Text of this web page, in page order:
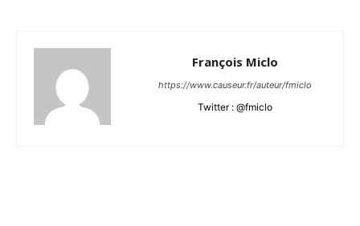
François Miclo
https://www.causeur.fr/auteur/fmiclo
Twitter : @fmiclo